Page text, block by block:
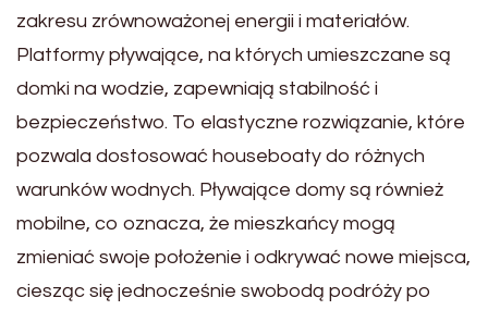
zakresu zrównoważonej energii i materiałów.
Platformy pływające, na których umieszczane są
domki na wodzie, zapewniają stabilność i
bezpieczeństwo. To elastyczne rozwiązanie, które
pozwala dostosować houseboaty do różnych
warunków wodnych. Pływające domy są również
mobilne, co oznacza, że ​​mieszkańcy mogą
zmieniać swoje położenie i odkrywać nowe miejsca,
ciesząc się jednocześnie swobodą podróży po